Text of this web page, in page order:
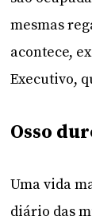
mesmas
acontece,
Executivo,
Osso
Uma vida
diário das